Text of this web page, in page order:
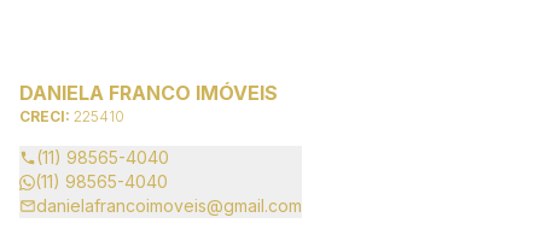
DANIELA FRANCO IMÓVEIS
CRECI: 225410
(11) 98565-4040
(11) 98565-4040
danielafrancoimoveis@gmail.com